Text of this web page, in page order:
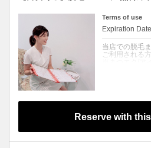
Terms of use
Expiration Date
当店での脱毛
ご利用される方
ー》、美容整
脱毛/光フェイ
ライダル/東村
クーポンについ
Reserve with